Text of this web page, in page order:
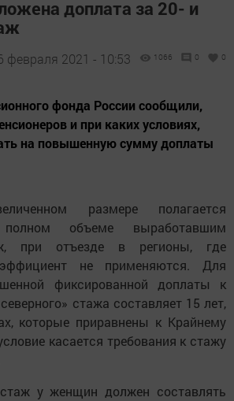
доплата за 20- и
февраля 2021 - 10:53 1066 0 0
фонда России сообщили,
и при каких условиях,
на повышенную сумму доплаты
размере полагается
объеме выработавшим
при отъезде в регионы, где
не применяются. Для
фиксированной доплаты к
стажа составляет 15 лет,
которые приравнены к Крайнему
касается требования к стажу
у женщин должен составлять